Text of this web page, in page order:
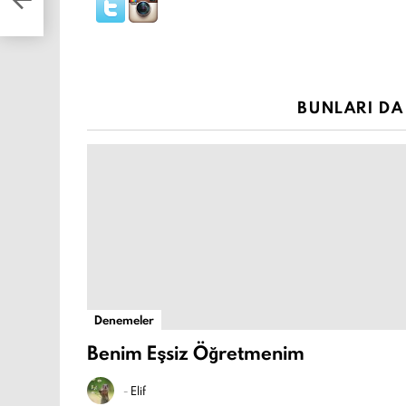
BUNLARI
Denemeler
Benim Eşsiz Öğretmenim
- Elif